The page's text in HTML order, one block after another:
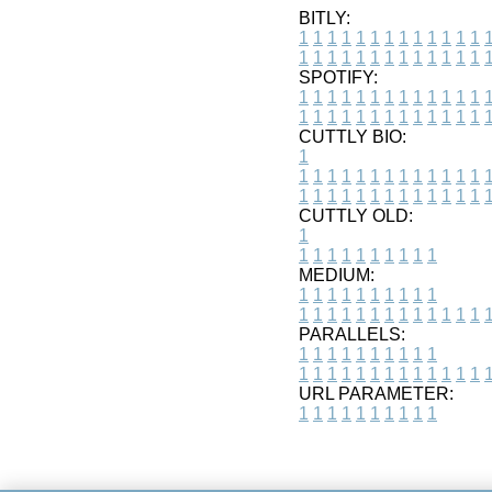
BITLY:
1 1 1 1 1 1 1 1 1 1 1 1 1 1
1 1 1 1 1 1 1 1 1 1 1 1 1 1
SPOTIFY:
1 1 1 1 1 1 1 1 1 1 1 1 1 1
1 1 1 1 1 1 1 1 1 1 1 1 1 1
CUTTLY BIO:
1
1 1 1 1 1 1 1 1 1 1 1 1 1 1
1 1 1 1 1 1 1 1 1 1 1 1 1 1
CUTTLY OLD:
1
1 1 1 1 1 1 1 1 1 1
MEDIUM:
1 1 1 1 1 1 1 1 1 1
1 1 1 1 1 1 1 1 1 1 1 1 1 1
PARALLELS:
1 1 1 1 1 1 1 1 1 1
1 1 1 1 1 1 1 1 1 1 1 1 1 1
URL PARAMETER:
1 1 1 1 1 1 1 1 1 1